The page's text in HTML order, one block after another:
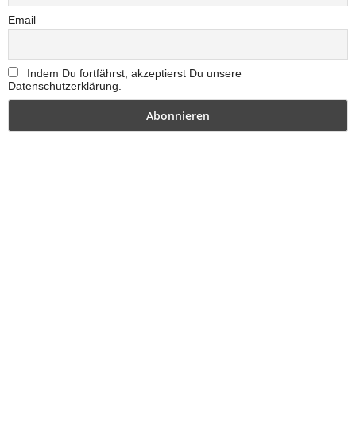
Email
Indem Du fortfährst, akzeptierst Du unsere
Datenschutzerklärung.